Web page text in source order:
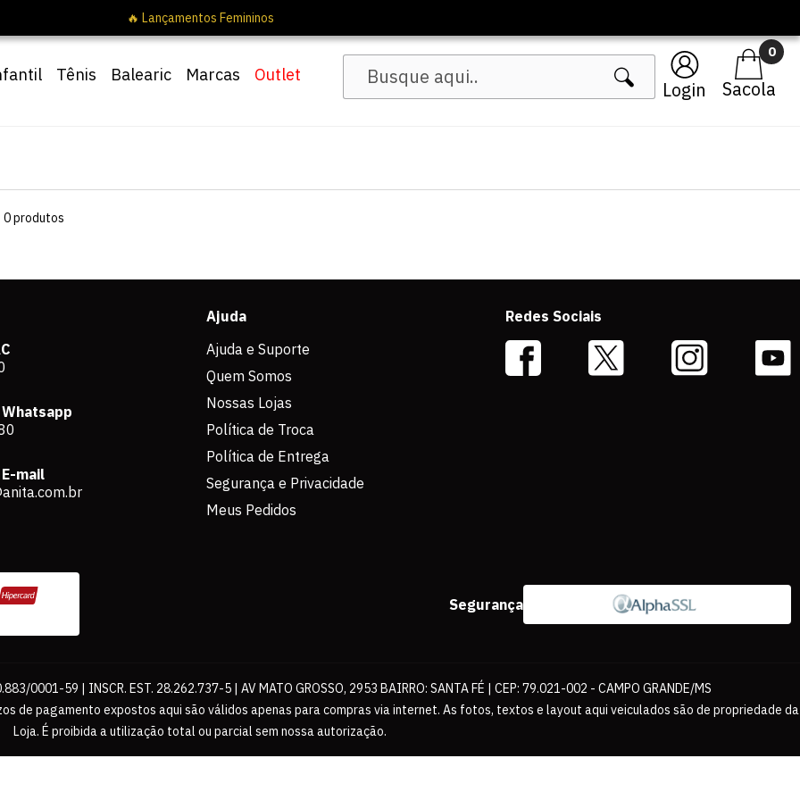
Login
0
Tênis Balearic Marcas Outlet
🔥 Lançamentos Femininos
0produtos
mail
Ajuda
Ajuda e Suporte
Quem Somos
Nossas Lojas
Política de Troca
Política de Entrega
Segurança e Privacidade
Meus Pedidos
Redes Sociais
Segurança
0001-59 | INSCR. EST. 28.262.737-5 | AV MATO GROSSO, 2953 BAIRRO: SANTA FÉ | CEP: 79.021-002 - CAMPO GRANDE/MS
de pagamento expostos aqui são válidos apenas para compras via internet. As fotos, textos e layout aqui veiculados são de propriedade da
Loja. É proibida a utilização total ou parcial sem nossa autorização.